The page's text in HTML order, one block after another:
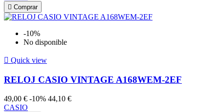
 Comprar
-10%
No disponible
 Quick view
RELOJ CASIO VINTAGE A168WEM-2EF
49,00 € -10% 44,10 €
CASIO